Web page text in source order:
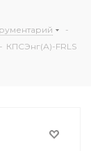
-
- КПСЭнг(А)-FRLS